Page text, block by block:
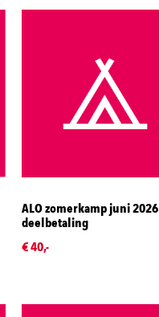
ALO zomerkamp juni 2026
deelbetaling
€ 40,-